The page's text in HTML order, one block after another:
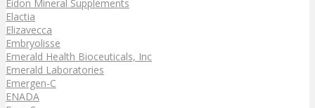
Eidon Mineral Supplements
Elactia
Elizavecca
Embryolisse
Emerald Health Bioceuticals, Inc
Emerald Laboratories
Emergen-C
ENADA